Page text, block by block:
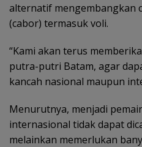
alternatif mengembangkan
(cabor) termasuk voli.
“Kami akan terus
putra-putri Batam, agar
kancah nasional maupun
Menurutnya, menjadi
internasional tidak dapat
melainkan memerlukan